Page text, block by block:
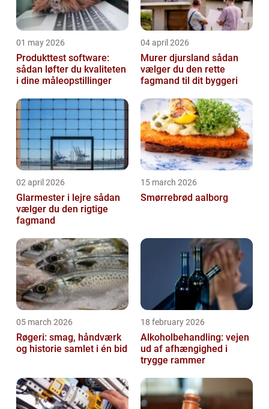
01 may 2026
Produkttest software:
sådan løfter du kvaliteten
i dine måleopstillinger
04 april 2026
Murer djursland sådan
vælger du den rette
fagmand til dit byggeri
02 april 2026
Glarmester i lejre sådan
vælger du den rigtige
fagmand
15 march 2026
Smørrebrød aalborg
05 march 2026
Røgeri: smag, håndværk
og historie samlet i én bid
18 february 2026
Alkoholbehandling: vejen
ud af afhængighed i
trygge rammer